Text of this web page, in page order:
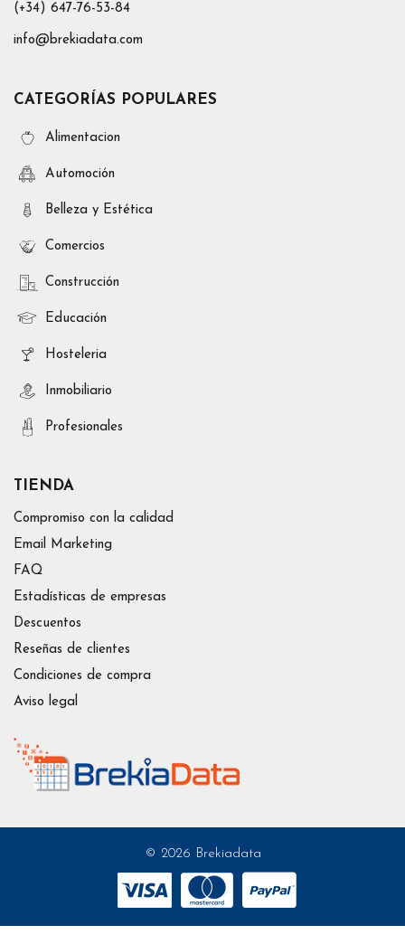
(+34) 647-76-53-84
info@brekiadata.com
CATEGORÍAS POPULARES
Alimentacion
Automoción
Belleza y Estética
Comercios
Construcción
Educación
Hosteleria
Inmobiliario
Profesionales
TIENDA
Compromiso con la calidad
Email Marketing
FAQ
Estadísticas de empresas
Descuentos
Reseñas de clientes
Condiciones de compra
Aviso legal
© 2026 Brekiadata